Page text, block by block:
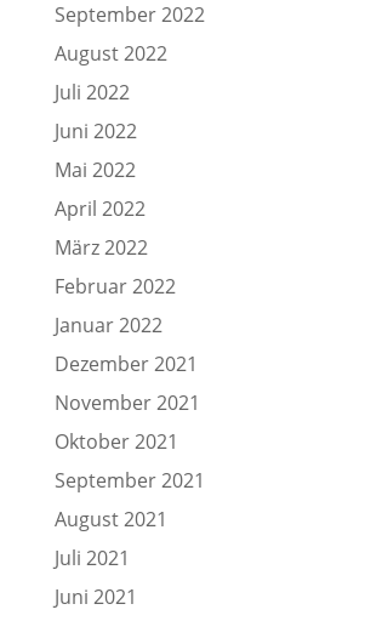
September 2022
August 2022
Juli 2022
Juni 2022
Mai 2022
April 2022
März 2022
Februar 2022
Januar 2022
Dezember 2021
November 2021
Oktober 2021
September 2021
August 2021
Juli 2021
Juni 2021